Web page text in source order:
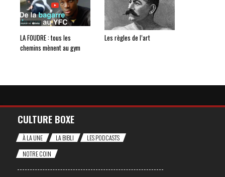
LA FOUDRE : tous les
chemins mènent au gym
Les règles de l’art
CULTURE BOXE
À LA UNE LA BIBLI
LES PODCASTS
NOTRE COIN